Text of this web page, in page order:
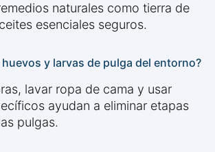
naturales como tierra de
esenciales seguros.
y larvas de pulga del entorno?
lavar ropa de cama y usar
ayudan a eliminar etapas
pulgas.